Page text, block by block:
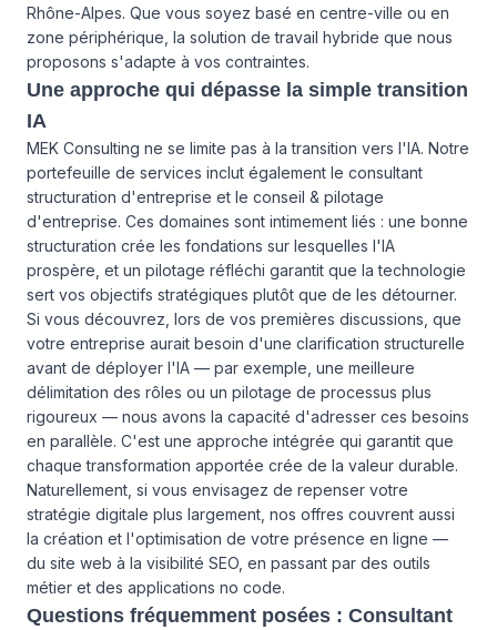
Rhône-Alpes. Que vous soyez basé en centre-ville ou en
zone périphérique, la solution de travail hybride que nous
proposons s'adapte à vos contraintes.
Une approche qui dépasse la simple transition
IA
MEK Consulting ne se limite pas à la transition vers l'IA. Notre
portefeuille de services inclut également le consultant
structuration d'entreprise et le conseil & pilotage
d'entreprise. Ces domaines sont intimement liés : une bonne
structuration crée les fondations sur lesquelles l'IA
prospère, et un pilotage réfléchi garantit que la technologie
sert vos objectifs stratégiques plutôt que de les détourner.
Si vous découvrez, lors de vos premières discussions, que
votre entreprise aurait besoin d'une clarification structurelle
avant de déployer l'IA — par exemple, une meilleure
délimitation des rôles ou un pilotage de processus plus
rigoureux — nous avons la capacité d'adresser ces besoins
en parallèle. C'est une approche intégrée qui garantit que
chaque transformation apportée crée de la valeur durable.
Naturellement, si vous envisagez de repenser votre
stratégie digitale plus largement, nos offres couvrent aussi
la création et l'optimisation de votre présence en ligne —
du site web à la visibilité SEO, en passant par des outils
métier et des applications no code.
Questions fréquemment posées : Consultant